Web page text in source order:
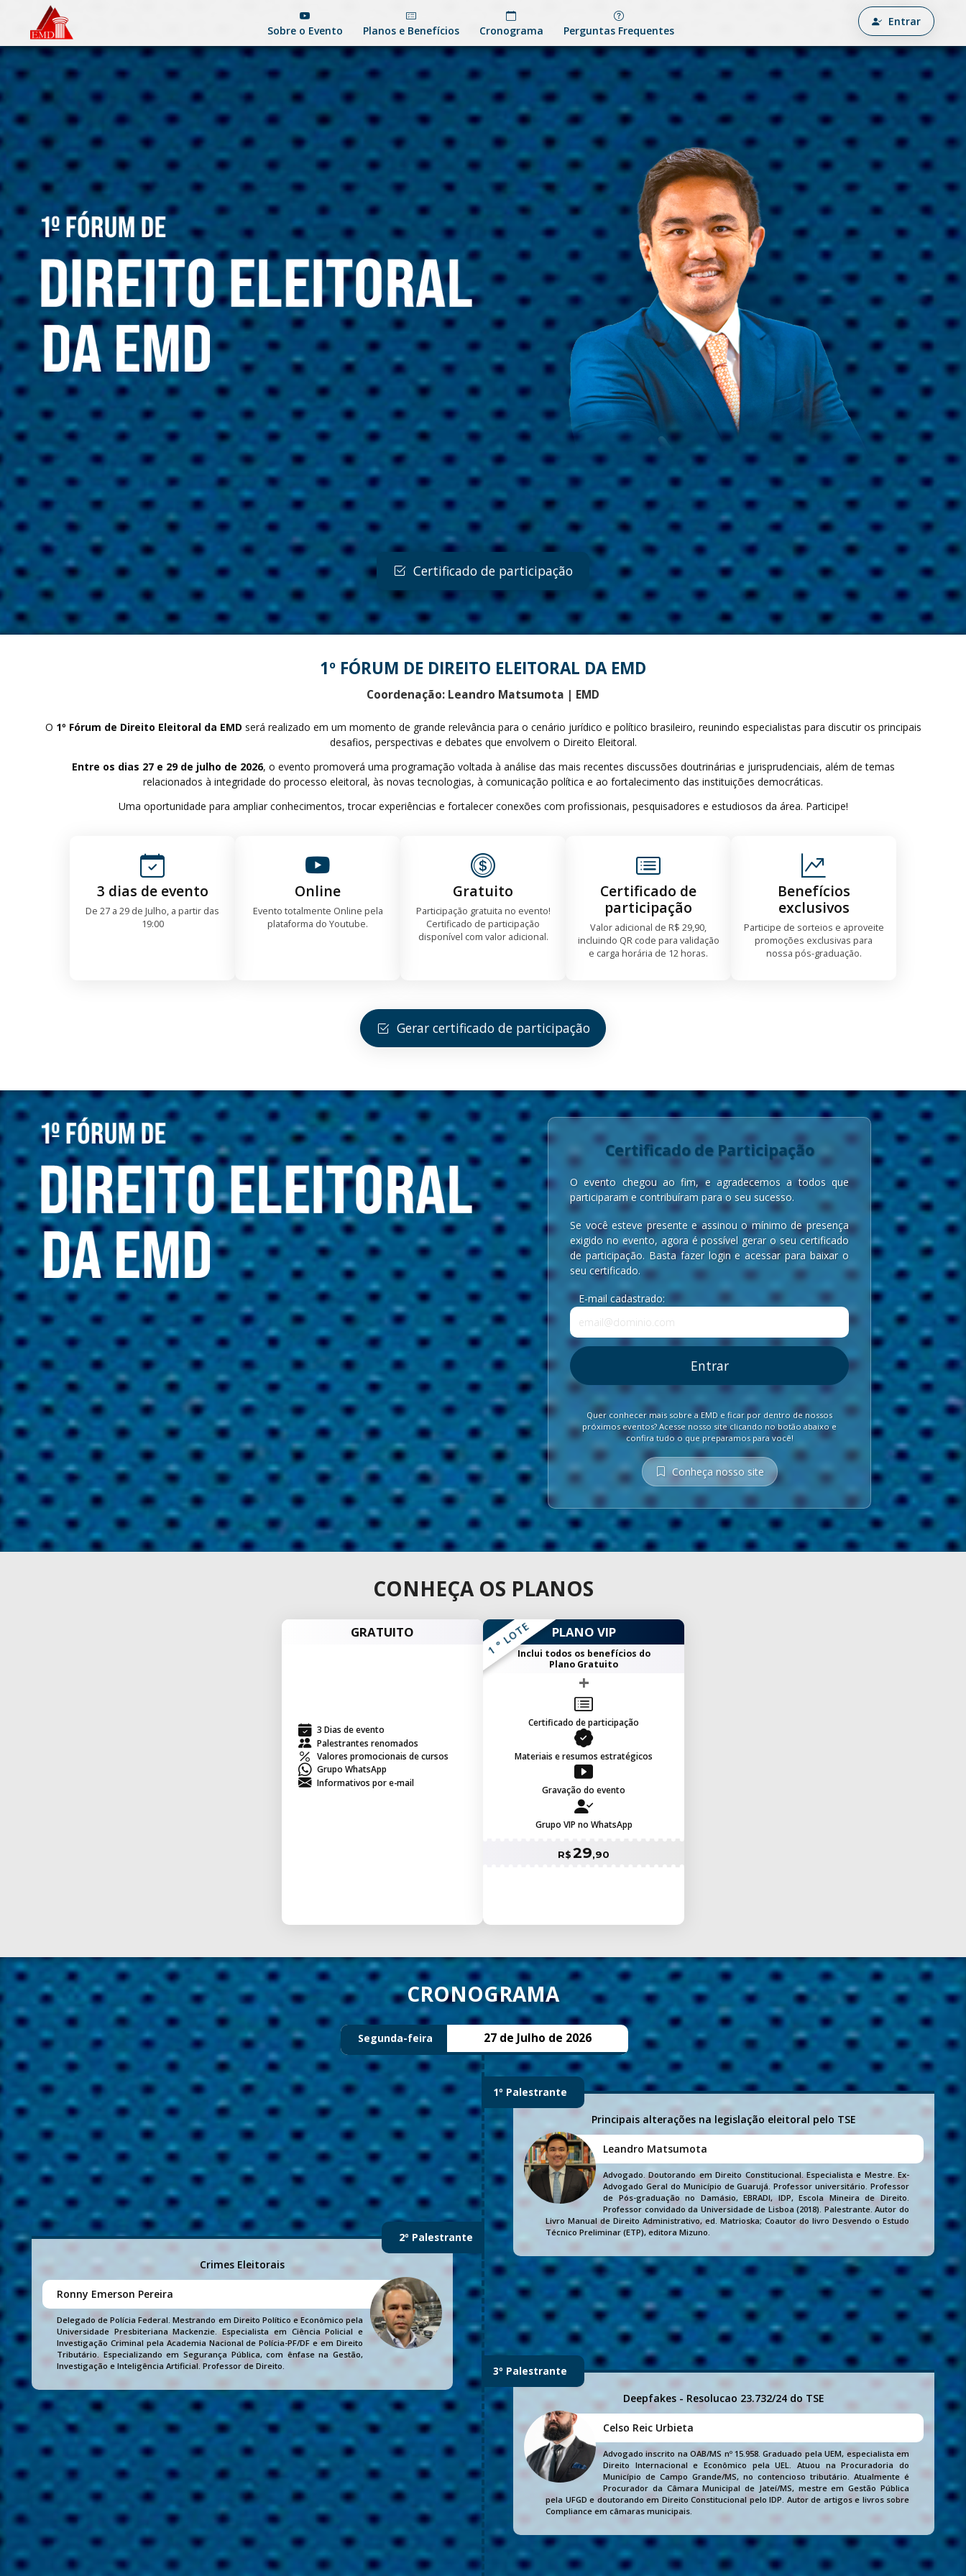
Sobre o Evento Planos e Benefícios Cronograma Perguntas Frequentes
Entrar
Certificado de participação
1º FÓRUM DE DIREITO ELEITORAL DA EMD
Coordenação: Leandro Matsumota | EMD
O 1º Fórum de Direito Eleitoral da EMD será realizado em um momento de grande relevância para o cenário jurídico e político brasileiro, reunindo especialistas para discutir os principais
desafios, perspectivas e debates que envolvem o Direito Eleitoral.
Entre os dias 27 e 29 de julho de 2026, o evento promoverá uma programação voltada à análise das mais recentes discussões doutrinárias e jurisprudenciais, além de temas
relacionados à integridade do processo eleitoral, às novas tecnologias, à comunicação política e ao fortalecimento das instituições democráticas.
Uma oportunidade para ampliar conhecimentos, trocar experiências e fortalecer conexões com profissionais, pesquisadores e estudiosos da área. Participe!
3 dias de evento
De 27 a 29 de Julho, a partir das
19:00
Online
Evento totalmente Online pela
plataforma do Youtube.
Gratuito
Participação gratuita no evento!
Certificado de participação
disponível com valor adicional.
Certificado de
participação
Valor adicional de R$ 29,90,
incluindo QR code para validação
e carga horária de 12 horas.
Benefícios
exclusivos
Participe de sorteios e aproveite
promoções exclusivas para
nossa pós-graduação.
Gerar certificado de participação
Certificado de Participação
O evento chegou ao fim, e agradecemos a todos que
participaram e contribuíram para o seu sucesso.
Se você esteve presente e assinou o mínimo de presença
exigido no evento, agora é possível gerar o seu certificado
de participação. Basta fazer login e acessar para baixar o
seu certificado.
E-mail cadastrado:
Entrar
Quer conhecer mais sobre a EMD e ficar por dentro de nossos
próximos eventos? Acesse nosso site clicando no botão abaixo e
confira tudo o que preparamos para você!
Conheça nosso site
CONHEÇA OS PLANOS
GRATUITO
3 Dias de evento
Palestrantes renomados
Valores promocionais de cursos
Grupo WhatsApp
Informativos por e-mail
1 ° LOTE PLANO VIP
Inclui todos os benefícios do
Plano Gratuito
Certificado de participação
Materiais e resumos estratégicos
Gravação do evento
Grupo VIP no WhatsApp
R$29,90
CRONOGRAMA
Segunda-feira 27 de Julho de 2026
1º Palestrante
Principais alterações na legislação eleitoral pelo TSE
Leandro Matsumota
Advogado. Doutorando em Direito Constitucional. Especialista e Mestre. Ex-
Advogado Geral do Município de Guarujá. Professor universitário. Professor
de Pós-graduação no Damásio, EBRADI, IDP, Escola Mineira de Direito.
Professor convidado da Universidade de Lisboa (2018). Palestrante. Autor do
Livro Manual de Direito Administrativo, ed. Matrioska; Coautor do livro Desvendo o Estudo
Técnico Preliminar (ETP), editora Mizuno.
2º Palestrante
Crimes Eleitorais
Ronny Emerson Pereira
Delegado de Polícia Federal. Mestrando em Direito Político e Econômico pela
Universidade Presbiteriana Mackenzie. Especialista em Ciência Policial e
Investigação Criminal pela Academia Nacional de Polícia-PF/DF e em Direito
Tributário. Especializando em Segurança Pública, com ênfase na Gestão,
Investigação e Inteligência Artificial. Professor de Direito.
3º Palestrante
Deepfakes - Resolucao 23.732/24 do TSE
Celso Reic Urbieta
Advogado inscrito na OAB/MS nº 15.958. Graduado pela UEM, especialista em
Direito Internacional e Econômico pela UEL. Atuou na Procuradoria do
Município de Campo Grande/MS, no contencioso tributário. Atualmente é
Procurador da Câmara Municipal de Jateí/MS, mestre em Gestão Pública
pela UFGD e doutorando em Direito Constitucional pelo IDP. Autor de artigos e livros sobre
Compliance em câmaras municipais.